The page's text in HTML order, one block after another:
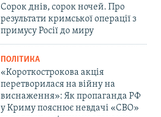
Сорок днів, сорок ночей. Про
результати кримської операції з
примусу Росії до миру
ПОЛІТИКА
«Короткострокова акція
перетворилася на війну на
виснаження»: Як пропаганда РФ
у Криму пояснює невдачі «СВО»